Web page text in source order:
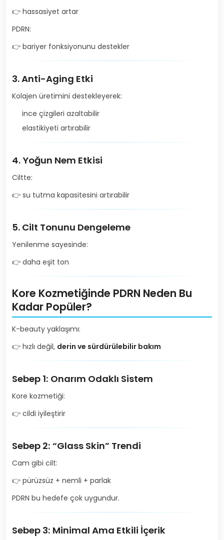
👉 hassasiyet artar
PDRN:
👉 bariyer fonksiyonunu destekler
3. Anti-Aging Etki
Kolajen üretimini destekleyerek:
ince çizgileri azaltabilir
elastikiyeti artırabilir
4. Yoğun Nem Etkisi
Ciltte:
👉 su tutma kapasitesini artırabilir
5. Cilt Tonunu Dengeleme
Yenilenme sayesinde:
👉 daha eşit ton
Kore Kozmetiğinde PDRN Neden Bu
Kadar Popüler?
K-beauty yaklaşımı:
👉 hızlı değil, derin ve sürdürülebilir bakım
Sebep 1: Onarım Odaklı Sistem
Kore kozmetiği:
👉 cildi iyileştirir
Sebep 2: “Glass Skin” Trendi
Cam gibi cilt:
👉 pürüzsüz + nemli + parlak
PDRN bu hedefe çok uygundur.
Sebep 3: Minimal Ama Etkili İçerik